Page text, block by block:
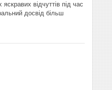
відчуттів під час
досвід більш